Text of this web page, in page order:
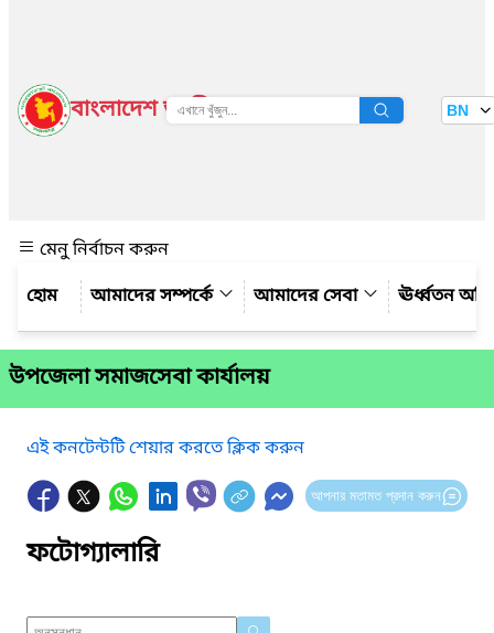
বাংলাদেশ জাতীয় তথ্য বাতায়ন BN
মেনু নির্বাচন করুন
আমাদের সম্পর্কে
আমাদের সেবা ঊর্ধ্বতন
উপজেলা সমাজসেবা কার্যালয়
এই কনটেন্টটি শেয়ার করতে ক্লিক করুন
আপনার মতামত প্রদান করুন
ফটোগ্যালারি